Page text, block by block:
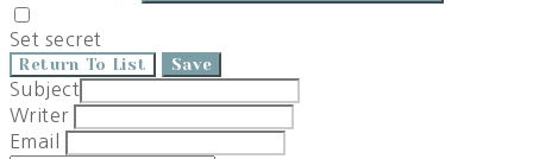
Set secret
Return To List Save
Subject
Writer
Email